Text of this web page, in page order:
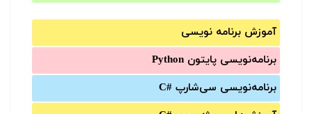
آموزش برنامه نویسی
برنامه‌نویسی پایتون Python
برنامه‌‌نویسی سی‌شارپ C#‎